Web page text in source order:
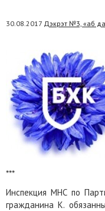
30.08.2017 Дэкрэт №3, «аб
***
Инспекция МНС по
гражданина К.